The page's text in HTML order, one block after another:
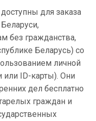
для заказа
без гражданства,
Беларусь) со
личной
или ID-карты). Они
дел бесплатно
граждан и